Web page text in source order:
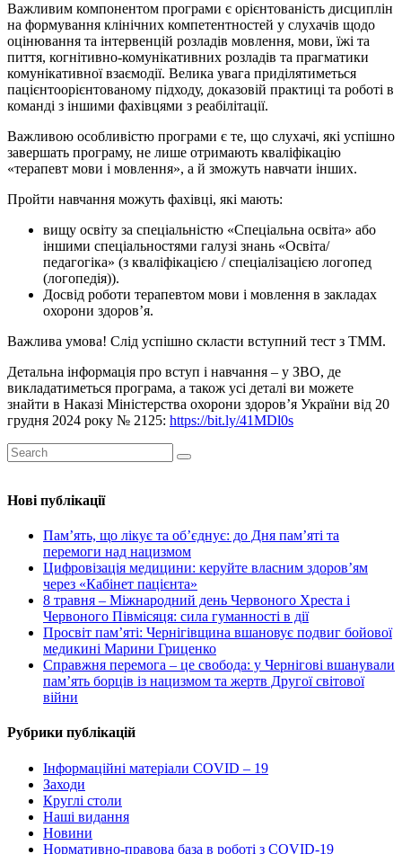
Важливим компонентом програми є орієнтованість дисциплін
на формування клінічних компетентностей у слухачів щодо
оцінювання та інтервенцій розладів мовлення, мови, їжі та
пиття, когнітивно-комунікативних розладів та прагматики
комунікативної взаємодії. Велика увага приділятиметься
пацієнтоорієнтованому підходу, доказовій практиці та роботі в
команді з іншими фахівцями з реабілітації.
Важливою особливістю програми є те, що слухачі, які успішно
завершать програму, не лише отримають кваліфікацію
«терапевт мови і мовлення», а й зможуть навчати інших.
Пройти навчання можуть фахівці, які мають:
вищу освіту за спеціальністю «Спеціальна освіта» або
іншими спеціальностями галузі знань «Освіта/
педагогіка» (з кваліфікацією / спеціалізацією логопед
(логопедія)).
Досвід роботи терапевтом мови і мовлення в закладах
охорони здоров’я.
Важлива умова! Слід успішно скласти вступний тест з ТММ.
Детальна інформація про вступ і навчання – у ЗВО, де
викладатиметься програма, а також усі деталі ви можете
знайти в Наказі Міністерства охорони здоров’я України від 20
грудня 2024 року № 2125: https://bit.ly/41MDl0s
Нові публікації
Пам’ять, що лікує та об’єднує: до Дня пам’яті та
перемоги над нацизмом
Цифровізація медицини: керуйте власним здоров’ям
через «Кабінет пацієнта»
8 травня – Міжнародний день Червоного Хреста і
Червоного Півмісяця: сила гуманності в дії
Просвіт пам’яті: Чернігівщина вшановує подвиг бойової
медикині Марини Гриценко
Справжня перемога – це свобода: у Чернігові вшанували
пам’ять борців із нацизмом та жертв Другої світової
війни
Рубрики публікацій
Інформаційні матеріали COVID – 19
Заходи
Круглі столи
Наші видання
Новини
Нормативно-правова база в роботі з COVID-19